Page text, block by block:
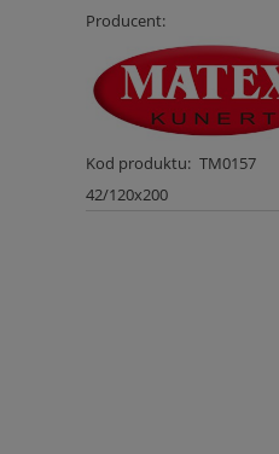
Producent:
Kod produktu: TM0157
42/120x200